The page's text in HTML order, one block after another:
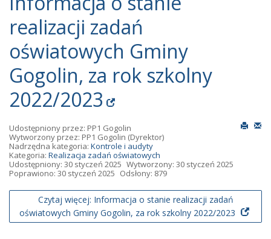
realizacji zadań
oświatowych Gminy
Gogolin, za rok szkolny
2022/2023
Udostępniony przez: PP1 Gogolin
Wytworzony przez: PP1 Gogolin (Dyrektor)
Nadrzędna kategoria: Kontrole i audyty
Kategoria: Realizacja zadań oświatowych
Udostępniony: 30 styczeń 2025 Wytworzony: 30 styczeń 2025
Poprawiono: 30 styczeń 2025 Odsłony: 879
Czytaj więcej: Informacja o stanie realizacji zadań
oświatowych Gminy Gogolin, za rok szkolny 2022/2023